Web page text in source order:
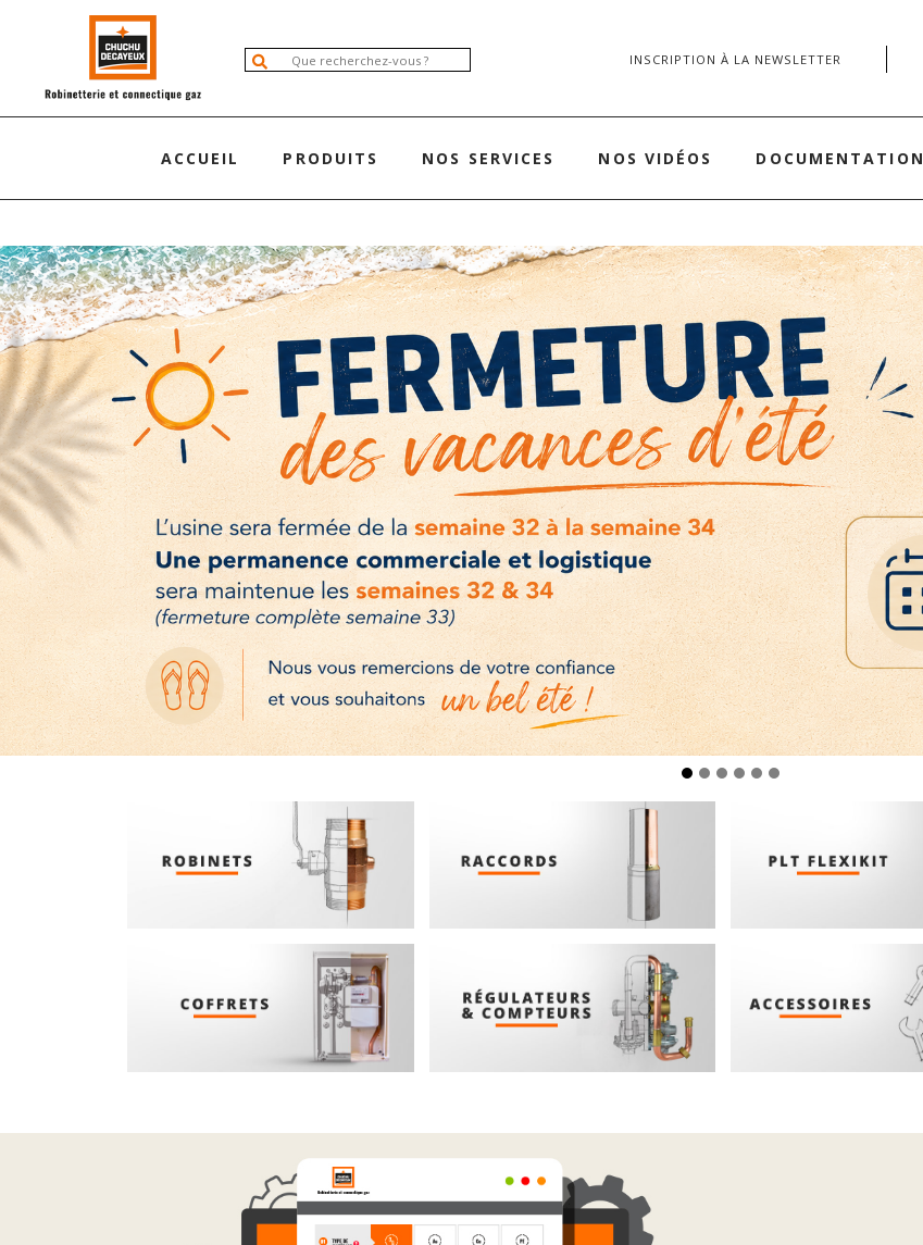
INSCRIPTION À LA NEWSLETTER
ACCUEIL PRODUITS NOS SERVICES NOS VIDÉOS DOCUMENTATION